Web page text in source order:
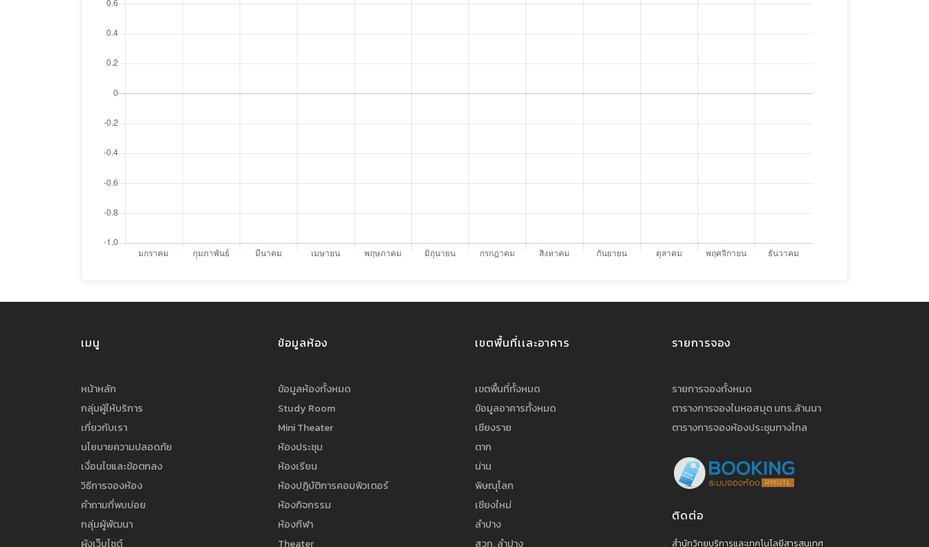
เมนู
หน้าหลัก
กลุ่มผู้ให้บริการ
เกี่ยวกับเรา
นโยบายความปลอดภัย
เงื่อนไขและข้อตกลง
วิธีการจองห้อง
คำถามที่พบบ่อย
กลุ่มผู้พัฒนา
ผังเว็บไซต์
ข้อมูลห้อง
ข้อมูลห้องทั้งหมด
Study Room
Mini Theater
ห้องประชุม
ห้องเรียน
ห้องปฎิบัติการคอมพิวเตอร์
ห้องกิจกรรม
ห้องกีฬา
Theater
เขตพื้นที่เเละอาคาร
เขตพื้นที่ทั้งหมด
ข้อมูลอาคารทั้งหมด
เชียงราย
ตาก
น่าน
พิษณุโลก
เชียงใหม่
ลำปาง
สวก. ลำปาง
รายการจอง
รายการจองทั้งหมด
ตารางการจองในหอสมุด มทร.ล้านนา
ตารางการจองห้องประชุมทางไกล
ติดต่อ
สำนักวิทยบริการและเทคโนโลยีสารสนเทศ